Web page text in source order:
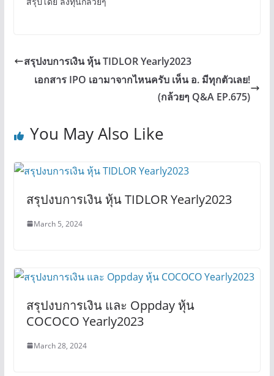
สรุปงบการเงิน หุ้น TIDLOR Yearly2023
เอกสาร IPO เอามาจากไหนครับ เห็น อ. มีทุกตัวเลย!
(กล้วยๆ Q&A EP.675)
You May Also Like
สรุปงบการเงิน หุ้น TIDLOR Yearly2023
March 5, 2024
สรุปงบการเงิน และ Oppday หุ้น
COCOCO Yearly2023
March 28, 2024